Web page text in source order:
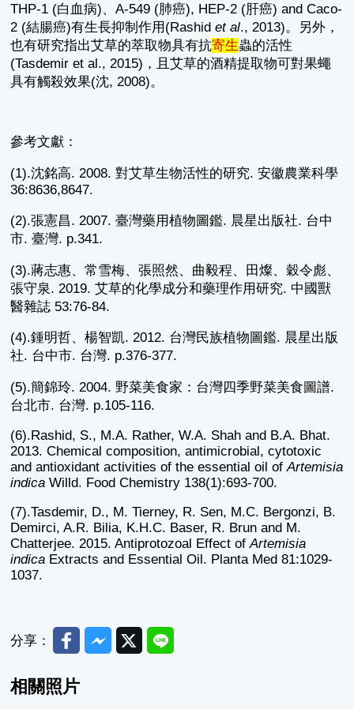
THP-1 (白血病)、A-549 (肺癌), HEP-2 (肝癌) and Caco-
2 (結腸癌)有生長抑制作用(Rashidet al., 2013)。另外，
也有研究指出艾草的萃取物具有抗寄生蟲的活性
(Tasdemir et al., 2015)，且艾草的酒精提取物可對果蠅
具有觸殺效果(沈, 2008)。
參考文獻：
(1).沈銘高. 2008. 對艾草生物活性的研究. 安徽農業科學
36:8636,8647.
(2).張憲昌. 2007. 臺灣藥用植物圖鑑. 晨星出版社. 台中
市. 臺灣. p.341.
(3).蔣志惠、常雪梅、張照然、曲毅程、田燦、穀令彪、
張守泉. 2019. 艾草的化學成分和藥理作用研究. 中國獸
醫雜誌 53:76-84.
(4).鍾明哲、楊智凱. 2012. 台灣民族植物圖鑑. 晨星出版
社. 台中市. 台灣. p.376-377.
(5).簡錦玲. 2004. 野菜美食家：台灣四季野菜美食圖譜.
台北市. 台灣. p.105-116.
(6).Rashid, S., M.A. Rather, W.A. Shah and B.A. Bhat.
2013. Chemical composition, antimicrobial, cytotoxic
and antioxidant activities of the essential oil ofArtemisia
indica Willd. Food Chemistry 138(1):693-700.
(7).Tasdemir, D., M. Tierney, R. Sen, M.C. Bergonzi, B.
Demirci, A.R. Bilia, K.H.C. Baser, R. Brun and M.
Chatterjee. 2015. Antiprotozoal Effect ofArtemisia
indica Extracts and Essential Oil. Planta Med 81:1029-
1037.
分享： FacebookMessenger
TwitterLine
相關照片